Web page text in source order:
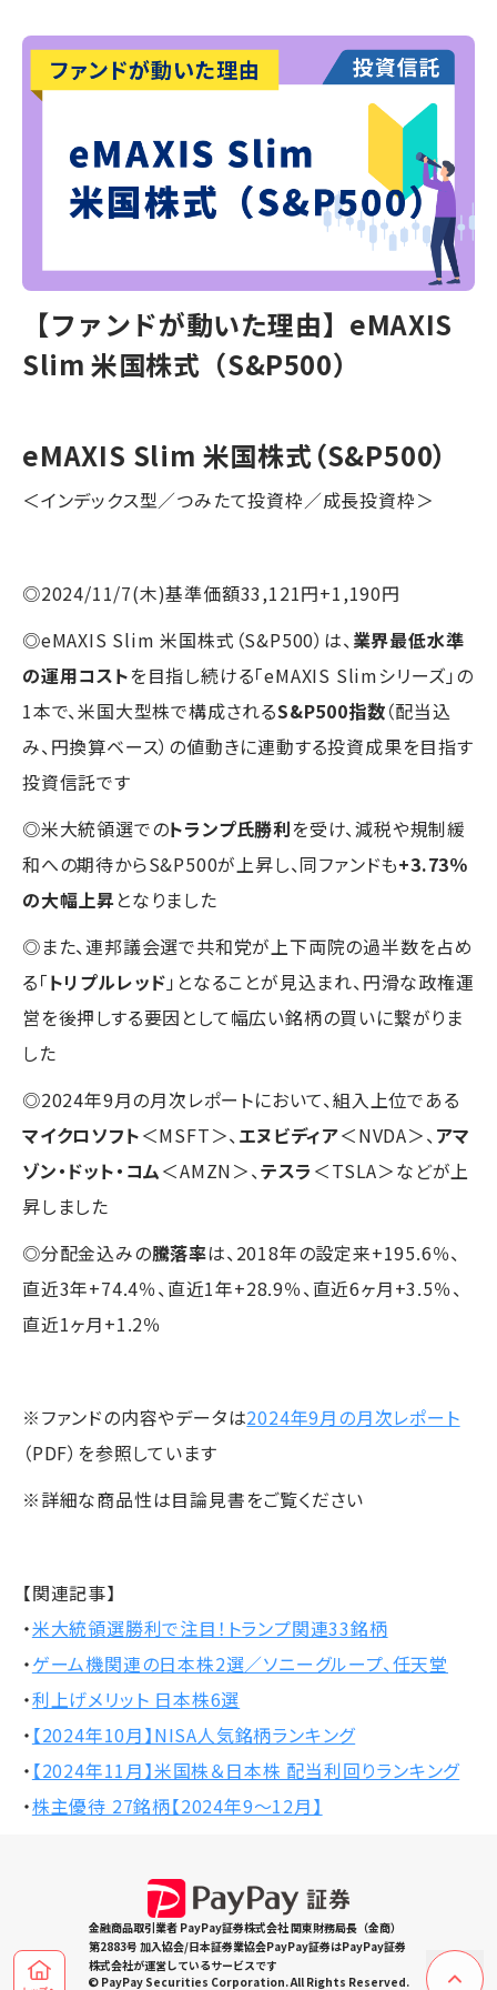
【ファンドが動いた理由】eMAXIS
Slim 米国株式（S&P500）
eMAXIS Slim 米国株式（S&P500）
＜インデックス型／つみたて投資枠／成長投資枠＞
◎2024/11/7(木)基準価額33,121円+1,190円
◎eMAXIS Slim 米国株式（S&P500）は、業界最低水準
の運用コストを目指し続ける「eMAXIS Slimシリーズ」の
1本で、米国大型株で構成されるS&P500指数（配当込
み、円換算ベース）の値動きに連動する投資成果を目指す
投資信託です
◎米大統領選でのトランプ氏勝利を受け、減税や規制緩
和への期待からS&P500が上昇し、同ファンドも+3.73％
の大幅上昇となりました
◎また、連邦議会選で共和党が上下両院の過半数を占め
る「トリプルレッド 」となることが見込まれ、円滑な政権運
営を後押しする要因として幅広い銘柄の買いに繋がりま
した
◎2024年9月の月次レポートにおいて、組入上位である
マイクロソフト＜MSFT＞、エヌビディア＜NVDA＞、アマ
ゾン・ドット・コム＜AMZN＞、テスラ ＜TSLA＞などが上
昇しました
◎分配金込みの騰落率は、2018年の設定来+195.6％、
直近3年+74.4％、直近1年+28.9％、直近6ヶ月+3.5％、
直近1ヶ月+1.2％
※ファンドの内容やデータは2024年9月の月次レポート
（PDF）を参照しています
※詳細な商品性は目論見書をご覧ください
【関連記事】
・米大統領選勝利で注目！トランプ関連33銘柄
・ゲーム機関連の日本株2選／ソニーグループ、任天堂
・利上げメリット 日本株6選
・ 【2024年10月】NISA人気銘柄ランキング
・ 【2024年11月】米国株＆日本株 配当利回りランキング
・株主優待 27銘柄【2024年9～12月】
金融商品取引業者 PayPay証券株式会社 関東財務局長（金商）
第2883号 加入協会/日本証券業協会PayPay証券はPayPay証券
株式会社が運営しているサービスです
© PayPay Securities Corporation. All Rights Reserved.